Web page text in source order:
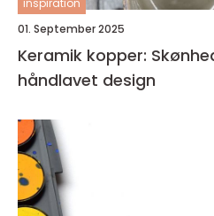
inspiration
01. September 2025
Keramik kopper:
håndlavet design